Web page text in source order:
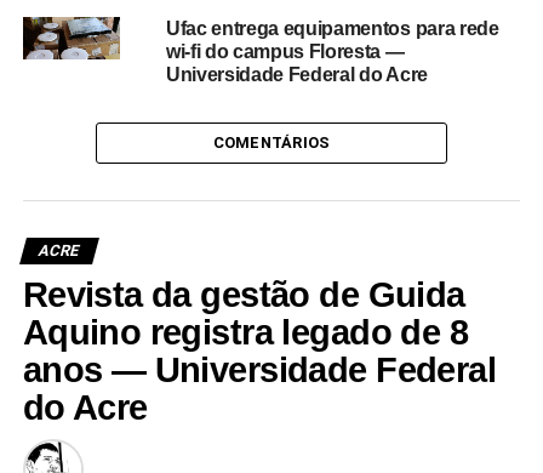
Ufac entrega equipamentos para rede
wi-fi do campus Floresta —
Universidade Federal do Acre
COMENTÁRIOS
ACRE
Revista da gestão de Guida
Aquino registra legado de 8
anos — Universidade Federal
do Acre